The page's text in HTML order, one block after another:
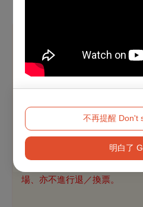
不再提醒 Don't
明白了
溫馨提醒
【本節目適用文化幣青年席位
惠，提供之場次將顯示專屬折
OPENTIX網站與App使用100
限，售完為止。
※
格，並於入場時出示持票者之
場、亦不進行退／換票。